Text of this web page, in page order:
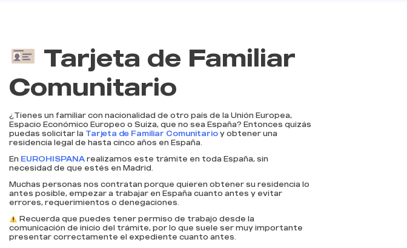
Tarjeta de Familiar
Comunitario
¿Tienes un familiar con nacionalidad de otro país de la Unión Europea,
Espacio Económico Europeo o Suiza, que no sea España? Entonces quizás
puedas solicitar la Tarjeta de Familiar Comunitario y obtener una
residencia legal de hasta cinco años en España.
En EUROHISPANA realizamos este trámite en toda España, sin
necesidad de que estés en Madrid.
Muchas personas nos contratan porque quieren obtener su residencia lo
antes posible, empezar a trabajar en España cuanto antes y evitar
errores, requerimientos o denegaciones.
Recuerda que puedes tener permiso de trabajo desde la
comunicación de inicio del trámite, por lo que suele ser muy importante
presentar correctamente el expediente cuanto antes.